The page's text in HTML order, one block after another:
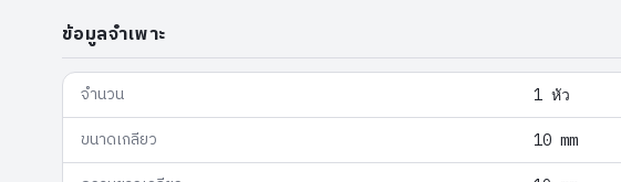
ข้อมูลจำเพาะ
จำนวน 1 หัว
ขนาดเกลียว 10 mm